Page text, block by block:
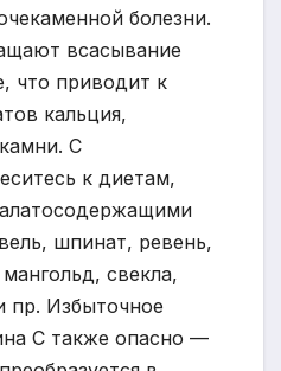
болезни.
всасывание
что приводит к
кальция,
С
к диетам,
шпинат, ревень,
свекла,
пр. Избыточное
С также опасно —